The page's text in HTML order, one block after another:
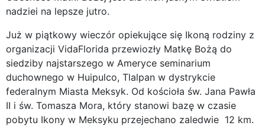
nadziei na lepsze jutro.
Już w piątkowy wieczór opiekujące się Ikoną rodziny z
organizacji VidaFlorida przewiozły Matkę Bożą do
siedziby najstarszego w Ameryce seminarium
duchownego w Huipulco, Tlalpan w dystrykcie
federalnym Miasta Meksyk. Od kościoła św. Jana Pawła
II i św. Tomasza Mora, który stanowi bazę w czasie
pobytu Ikony w Meksyku przejechano zaledwie 12 km.